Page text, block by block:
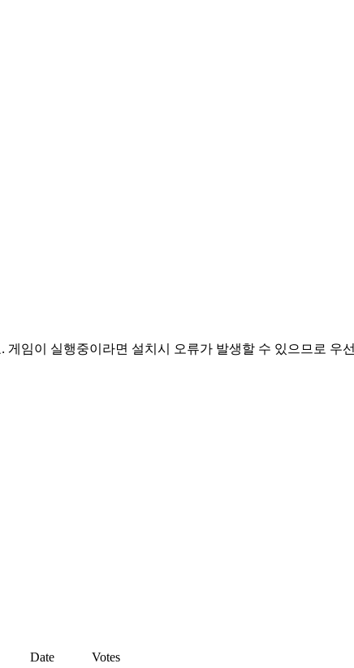
게임이 실행중이라면 설치시 오류가 발생할 수 있으므로 우선
Date
Votes